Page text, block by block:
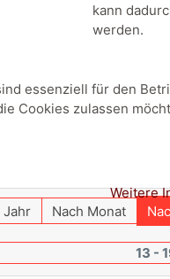
kann
werden.
Jahr Nach Monat
13 -
essenziell für den
Cookies zulassen
Weitere